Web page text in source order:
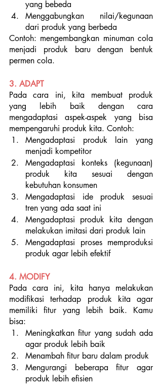
yang bebeda
Menggabungkan nilai/kegunaan
dari produk yang berbeda
Contoh: mengembangkan minuman cola
menjadi produk baru dengan bentuk
permen cola.
3. ADAPT
Pada cara ini, kita membuat produk
yang lebih baik dengan cara
mengadaptasi aspek-aspek yang bisa
mempengaruhi produk kita. Contoh:
Mengadaptasi produk lain yang
menjadi kompetitor
Mengadaptasi konteks (kegunaan)
produk kita sesuai dengan
kebutuhan konsumen
Mengadaptasi ide produk sesuai
tren yang ada saat ini
Mengadaptasi produk kita dengan
melakukan imitasi dari produk lain
Mengadaptasi proses memproduksi
produk agar lebih efektif
4. MODIFY
Pada cara ini, kita hanya melakukan
modifikasi terhadap produk kita agar
memiliki fitur yang lebih baik. Kamu
bisa:
Meningkatkan fitur yang sudah ada
agar produk lebih baik
Menambah fitur baru dalam produk
Mengurangi beberapa fitur agar
produk lebih efisien